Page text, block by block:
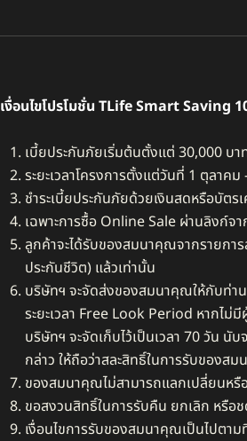
เงื่อนไขโปรโมชั่น TLife Smart Saving
เบี้ยประกันภัยเริ่มต้นตั้งแต่ 30,000 บา
ระยะเวลาโครงการตั้งแต่วันที่ 1 ตุลาค
ชำระเบี้ยประกันภัยด้วยเงินสดหรือบัตร
เฉพาะการซื้อ Online Sale ผ่านลิงก์
ลูกค้าจะได้รับของสมนาคุณจากรายกา
ประกันชีวิต) แล้วเท่านั้น ​
บริษัทฯ จะจัดส่งของสมนาคุณให้กับท่า
ระยะเวลา Free Look Period หาก
บริษัทฯ จะจัดเก็บไว้เป็นเวลา 70 วัน
กล่าว ให้ถือว่าสละสิทธิ์ในการรับของส
ของสมนาคุณไม่สามารถแลกเปลี่ยนห
ขอสงวนสิทธิ์ในการรับคืน ยกเลิก หรื
เงื่อนไขการรับของสมนาคุณเป็นไปตา